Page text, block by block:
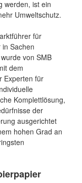
werden, ist ein
Umweltschutz.
für
Sachen
von SMB
dem
Experten für
Komplettlösung,
der
ausgerichtet
hohen Grad an